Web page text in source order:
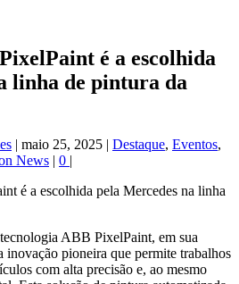
é a escolhida
linha de pintura da
| maio 25, 2025 | Destaque, Eventos,
News | 0 |
ABB PixelPaint, em sua
inovação pioneira que permite trabalhos
com alta precisão e, ao mesmo